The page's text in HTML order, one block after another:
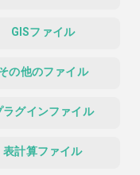
GISファイル
の他のファイル
ラグインファイル
表計算ファイル